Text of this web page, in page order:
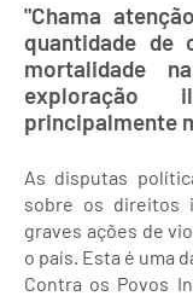
"Chama
quantidade de
mortalidade
exploração
principalmente
As disputas
sobre os direitos
graves ações de
o país. Esta é uma
Contra os Povos